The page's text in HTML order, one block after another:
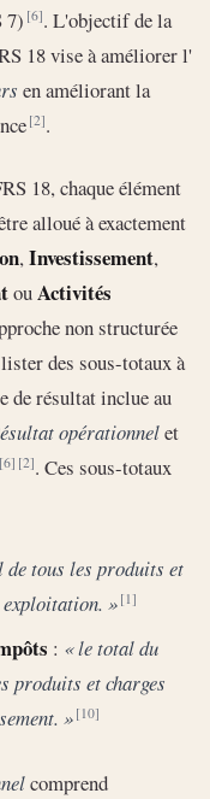
7)[6]. L'objectif de la
18 vise à améliorer l'
en améliorant la
[2].
18, chaque élément
alloué à exactement
,Investissement,
ouActivités
non structurée
des sous-totaux à
de résultat inclue au
opérationnelet
[6] [2]. Ces sous-totaux
de tous les produits et
exploitation. »[1]
: « le total du
produits et charges
» [10]
comprend